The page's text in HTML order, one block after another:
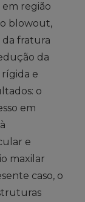
região
blowout,
da fratura
da
e
o
em
e
maxilar
caso, o